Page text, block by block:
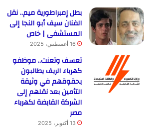
بطل إمبراطورية ميم.. نقل
الفنان سيف أبو النجا إلى
المستشفى | خاص
16 أغسطس، 2025
تعسف وتعنت.. موظفو
كهرباء الريف يطالبون
بحقوقهم في وثيقة
التأمين بعد نقلهم إلى
الشركة القابضة لكهرباء
مصر
13 أكتوبر، 2025